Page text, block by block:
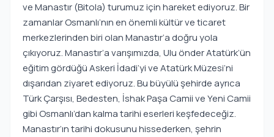
ve Manastır (Bitola) turumuz için hareket ediyoruz. Bir
zamanlar Osmanlı’nın en önemli kültür ve ticaret
merkezlerinden biri olan Manastır’a doğru yola
çıkıyoruz. Manastır’a varışımızda, Ulu önder Atatürk’ün
eğitim gördüğü Askeri İdadi’yi ve Atatürk Müzesi’ni
dışarıdan ziyaret ediyoruz. Bu büyülü şehirde ayrıca
Türk Çarşısı, Bedesten, İshak Paşa Camii ve Yeni Camii
gibi Osmanlı’dan kalma tarihi eserleri keşfedeceğiz.
Manastır’ın tarihi dokusunu hissederken, şehrin